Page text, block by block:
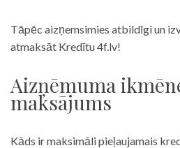
Tāpēc aizņemsimies atbildīgi un
atmaksāt Kredītu 4f.lv!
Aizņēmuma
maksājums
Kāds ir maksimāli pieļaujamais